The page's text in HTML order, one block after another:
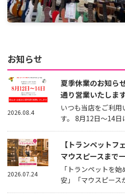
お知らせ
夏季休業のお知ら
通り営業いたしま
いつも当店をご利用
す。 8月12日～14日
2026.08.4
【トランペットフ
マウスピースまで
「トランペットを
安」「マウスピース
2026.07.24